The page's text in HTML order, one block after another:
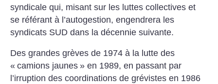
syndicale qui, ­misant sur les luttes collectives et
se référant à l’autogestion, engendrera les
syndicats SUD dans la décennie suivante.
Des grandes grèves de 1974 à la lutte des
« camions jaunes » en 1989, en passant par
l’irruption des coordinations de grévistes en 1986